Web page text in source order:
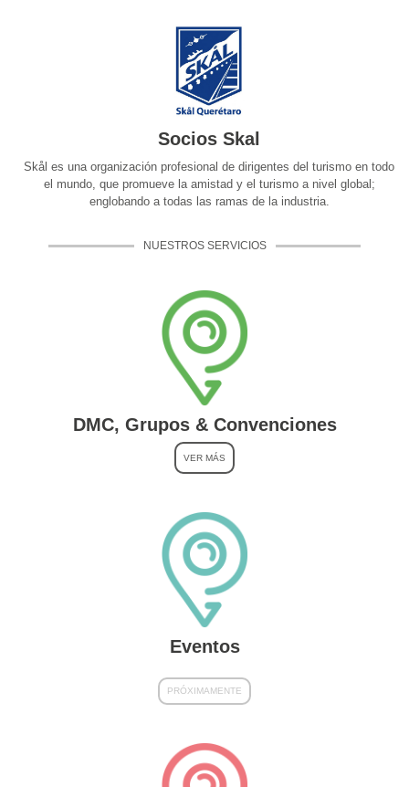
Socios Skal
Skål es una organización profesional de dirigentes del turismo en todo
el mundo, que promueve la amistad y el turismo a nivel global;
englobando a todas las ramas de la industria.
NUESTROS SERVICIOS
DMC, Grupos & Convenciones
VER MÁS
Eventos
PRÓXIMAMENTE